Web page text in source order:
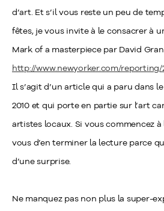
d’art. Et s’il vous reste un peu de
fêtes, je vous invite à le consacrer à
Mark of a masterpiece par David
http://www.newyorker.com/reporting/
Il s’agit d’un article qui a paru dans
2010 et qui porte en partie sur l’art
artistes locaux. Si vous commencez
vous d’en terminer la lecture parce
d’une surprise.
Ne manquez pas non plus la super-